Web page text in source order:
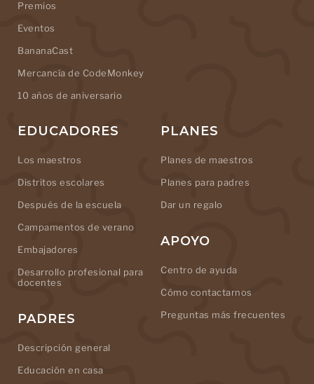
Premios
Eventos
BananaCast
Mercancía de CodeMonkey
10 años de aniversario
EDUCADORES
Los maestros
Distritos escolares
Después de la escuela
Campamentos de verano
Embajadores
Desarrollo profesional para
docentes
PADRES
Descripción general
Educación en casa
PLANES
Planes de maestros
Planes para padres
Dar un regalo
APOYO
Centro de ayuda
Cómo contactarnos
Preguntas más frecuentes